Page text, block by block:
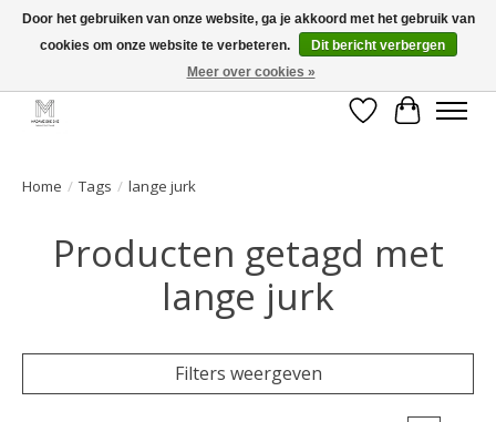
GRATIS verzending vanaf €50 voor BE - €75 voor NL - After pay mogelijk!
Verlanglijst
Home / Tags / lange jurk
Producten getagd met
lange jurk
Filters weergeven
Door het gebruiken van onze website, ga je akkoord met het gebruik van
cookies om onze website te verbeteren.
Dit bericht verbergen
Meer over cookies »